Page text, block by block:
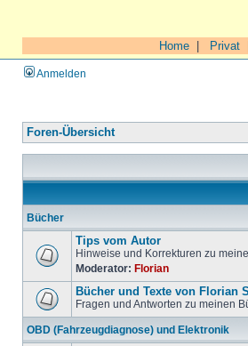
Home Privat
Anmelden
Foren-Übersicht
Bücher
Tips vom Autor
Hinweise und Korrekturen zu
Moderator: Florian
Bücher und Texte von Florian
Fragen und Antworten zu meinen
OBD (Fahrzeugdiagnose) und Elektronik